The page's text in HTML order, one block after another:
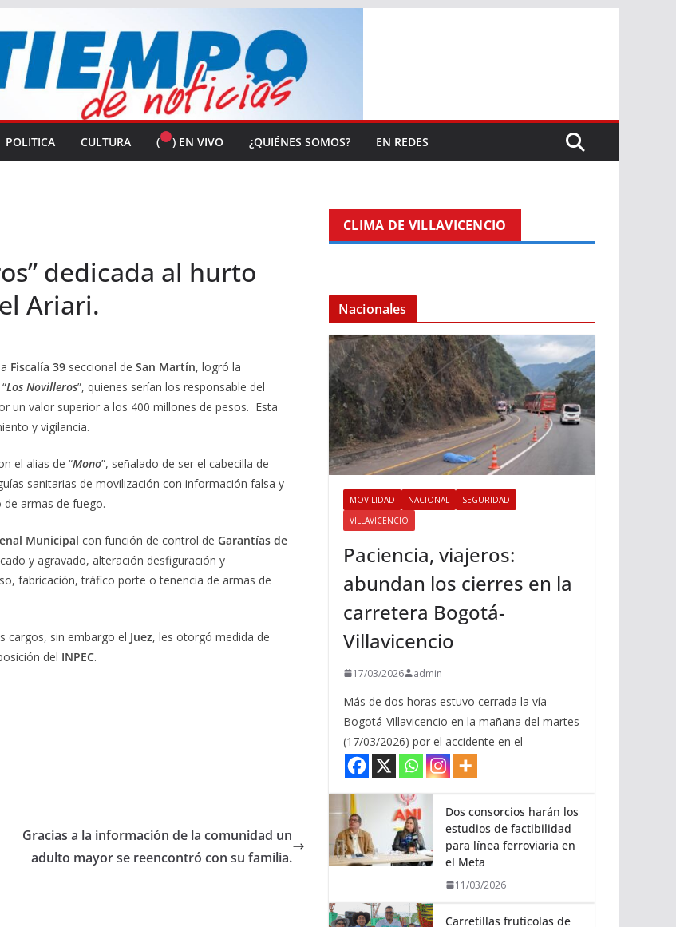
POLITICA CULTURA ( ) EN VIVO ¿QUIÉNES SOMOS? EN REDES
dedicada al hurto
Ariari.
Fiscalía 39 seccional de San Martín, logró la
Los Novilleros”, quienes serían los responsable del
un valor superior a los 400 millones de pesos. Esta
y vigilancia.
el alias de “Mono”, señalado de ser el cabecilla de
sanitarias de movilización con información falsa y
armas de fuego.
Municipal con función de control de Garantías de
y agravado, alteración desfiguración y
fabricación, tráfico porte o tenencia de armas de
cargos, sin embargo el Juez, les otorgó medida de
del INPEC.
Gracias a la información de la comunidad un
adulto mayor se reencontró con su familia.
CLIMA DE VILLAVICENCIO
Nacionales
MOVILIDAD NACIONAL
SEGURIDAD
VILLAVICENCIO
Paciencia, viajeros:
abundan los cierres en la
carretera Bogotá-
Villavicencio
17/03/2026 admin
Más de dos horas estuvo cerrada la vía
Bogotá-Villavicencio en la mañana del martes
(17/03/2026) por el accidente en el
Dos consorcios harán los
estudios de factibilidad
para línea ferroviaria en
el Meta
11/03/2026
Carretillas frutícolas de